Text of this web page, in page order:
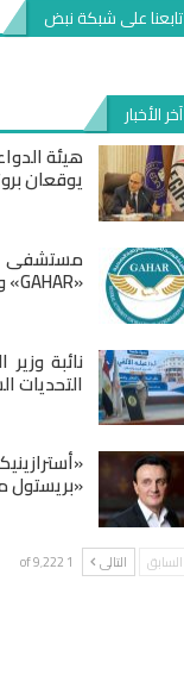
تابعنا على شبكة نبض
آخر الأخبار
هيئة
يوقعان
مستشفى
«GAHAR» وتؤكد التزامها بأعلى…
نائبة
التحديات
السابق التالى 1 of 9٬222